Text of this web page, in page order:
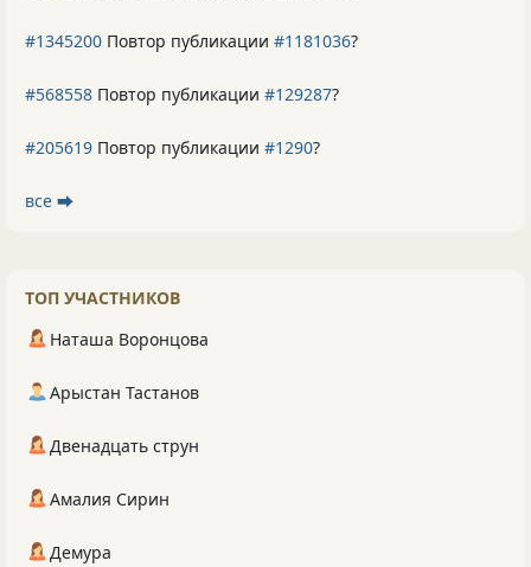
#1345200 Повтор публикации #1181036?
#568558 Повтор публикации #129287?
#205619 Повтор публикации #1290?
все ⮕
ТОП УЧАСТНИКОВ
Наташа Воронцова
Арыстан Тастанов
Двенадцать струн
Амалия Сирин
Демура